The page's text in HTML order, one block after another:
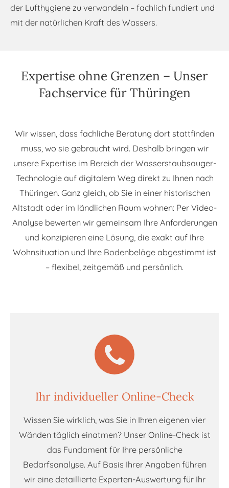
der Lufthygiene zu verwandeln – fachlich fundiert und
mit der natürlichen Kraft des Wassers.
Expertise ohne Grenzen – Unser
Fachservice für Thüringen
Wir wissen, dass fachliche Beratung dort stattfinden
muss, wo sie gebraucht wird. Deshalb bringen wir
unsere Expertise im Bereich der Wasserstaubsauger-
Technologie auf digitalem Weg direkt zu Ihnen nach
Thüringen. Ganz gleich, ob Sie in einer historischen
Altstadt oder im ländlichen Raum wohnen: Per Video-
Analyse bewerten wir gemeinsam Ihre Anforderungen
und konzipieren eine Lösung, die exakt auf Ihre
Wohnsituation und Ihre Bodenbeläge abgestimmt ist
– flexibel, zeitgemäß und persönlich.
Ihr individueller Online-Check
Wissen Sie wirklich, was Sie in Ihren eigenen vier
Wänden täglich einatmen? Unser Online-Check ist
das Fundament für Ihre persönliche
Bedarfsanalyse. Auf Basis Ihrer Angaben führen
wir eine detaillierte Experten-Auswertung für Ihr